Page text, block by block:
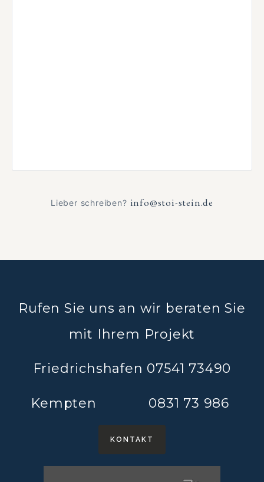
Lieber schreiben? info@stoi-stein.de
Rufen Sie uns an wir beraten Sie
mit Ihrem Projekt
Friedrichshafen 07541 73490
Kempten 0831 73 986
KONTAKT